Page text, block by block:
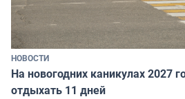
НОВОСТИ
На новогодних каникулах 2027
отдыхать 11 дней